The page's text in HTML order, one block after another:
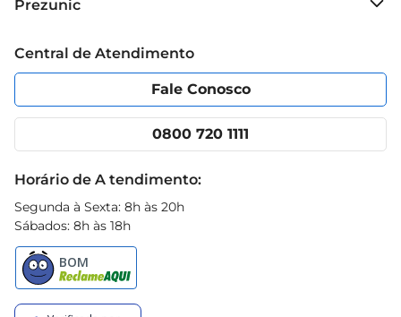
Grupo Cencosud
Política de Privacidade
Portal do fornecedor
Cencosud Media
Prezunic
Código de Ética
App Prezunic
Central de Atendimento
Fale Conosco
0800 720 1111
Horário de A tendimento:
Segunda à Sexta: 8h às 20h
Sábados: 8h às 18h